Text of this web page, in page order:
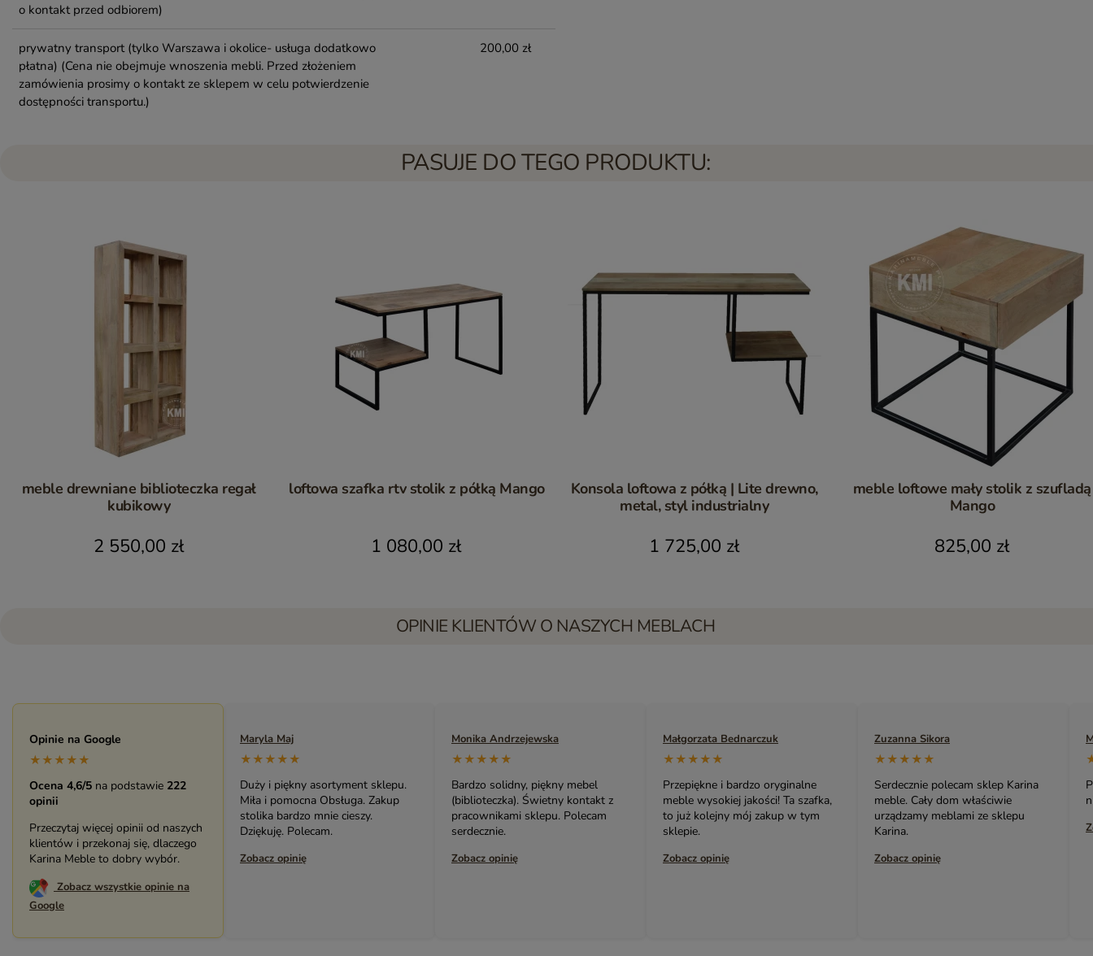
o kontakt przed odbiorem)
prywatny transport (tylko Warszawa i okolice- usługa dodatkowo
płatna) (Cena nie obejmuje wnoszenia mebli. Przed złożeniem
zamówienia prosimy o kontakt ze sklepem w celu potwierdzenie
dostępności transportu.)
200,00 zł
PASUJE DO TEGO PRODUKTU:
meble drewniane biblioteczka regał
kubikowy
2 550,00 zł
loftowa szafka rtv stolik z półką Mango
1 080,00 zł
Konsola loftowa z półką | Lite drewno,
metal, styl industrialny
1 725,00 zł
meble loftowe mały stolik z szufladą
Mango
825,00 zł
OPINIE KLIENTÓW O NASZYCH MEBLACH
Opinie na Google
★★★★★
Ocena 4,6/5 na podstawie 222
opinii
Przeczytaj więcej opinii od naszych
klientów i przekonaj się, dlaczego
Karina Meble to dobry wybór.
Zobacz wszystkie opinie na
Google
Maryla Maj
★★★★★
Duży i piękny asortyment sklepu.
Miła i pomocna Obsługa. Zakup
Dziękuję. Polecam.
Zobacz opinię
Monika Andrzejewska
★★★★★
Bardzo solidny, piękny mebel
(biblioteczka). Świetny kontakt z
pracownikami sklepu. Polecam
serdecznie.
Zobacz opinię
Małgorzata Bednarczuk
★★★★★
Przepiękne i bardzo oryginalne
meble wysokiej jakości! Ta szafka,
to już kolejny mój zakup w tym
sklepie.
Zobacz opinię
Zuzanna Sikora
★★★★★
Serdecznie polecam sklep Karina
meble. Cały dom właściwie
urządzamy meblami ze sklepu
Karina.
Zobacz opinię
Marek Naruszewicz
★★★★★
Polecam. Bardzo oryginalne i
niedrogie meble i nie tylko 👍👍👍
Zobacz opinię